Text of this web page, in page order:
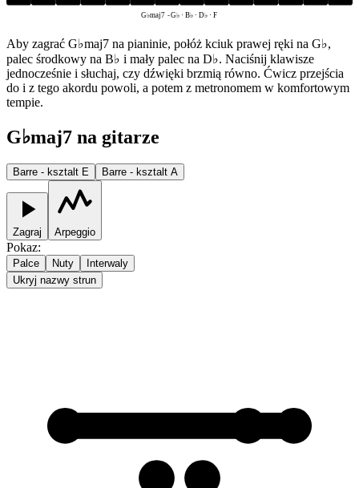
G♭maj7 -G♭ · B♭ · D♭ · F
Aby zagrać G♭maj7 na pianinie, połóż kciuk prawej ręki na G♭,
palec środkowy na B♭ i mały palec na D♭. Naciśnij klawisze
jednocześnie i słuchaj, czy dźwięki brzmią równo. Ćwicz przejścia
do i z tego akordu powoli, a potem z metronomem w komfortowym
tempie.
G♭maj7 na gitarze
Barre - ksztalt E Barre - ksztalt A
Zagraj Arpeggio
Pokaz:
Palce Nuty
Interwaly
Ukryj nazwy strun